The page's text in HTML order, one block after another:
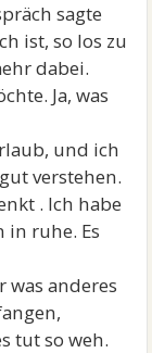
sagte
ist, so los zu
dabei.
Ja, was
und ich
verstehen.
. Ich habe
in ruhe. Es
was anderes
tut so weh.